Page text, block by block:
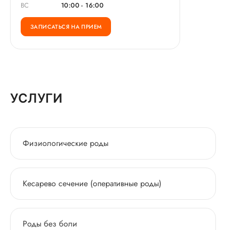
ВС
10:00 - 16:00
ЗАПИСАТЬСЯ НА ПРИЕМ
УСЛУГИ
Физиологические роды
Кесарево сечение (оперативные роды)
Роды без боли